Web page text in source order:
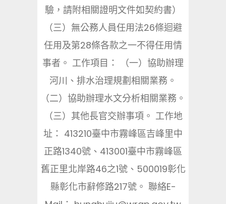
驗，請附相關證明文件如契約書）
（三）無公務人員任用法26條迴避
任用及第28條各款之一不得任用情
事者。 工作項目： （一）協助辦理
河川、排水治理規劃相關業務。
（二）協助辦理水文分析相關業務。
（三）其他長官交辦事項。 工作地
址： 413210臺中市霧峰區吉峰里中
正路1340號、413001臺中市霧峰區
舊正里北岸路46之1號、500019彰化
縣彰化市辭修路217號。 聯絡E-